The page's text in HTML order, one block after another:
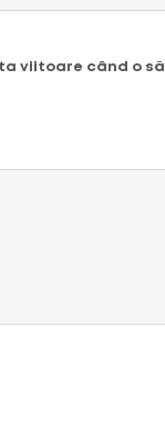
viitoare când o să